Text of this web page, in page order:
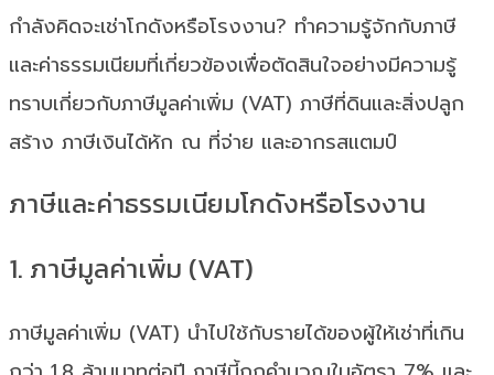
กำลังคิดจะเช่าโกดังหรือโรงงาน? ทำความรู้จักกับภาษี
และค่าธรรมเนียมที่เกี่ยวข้องเพื่อตัดสินใจอย่างมีความรู้
ทราบเกี่ยวกับภาษีมูลค่าเพิ่ม (VAT) ภาษีที่ดินและสิ่งปลูก
สร้าง ภาษีเงินได้หัก ณ ที่จ่าย และอากรสแตมป์
ภาษีและค่าธรรมเนียมโกดังหรือโรงงาน
1. ภาษีมูลค่าเพิ่ม (VAT)
ภาษีมูลค่าเพิ่ม (VAT) นำไปใช้กับรายได้ของผู้ให้เช่าที่เกิน